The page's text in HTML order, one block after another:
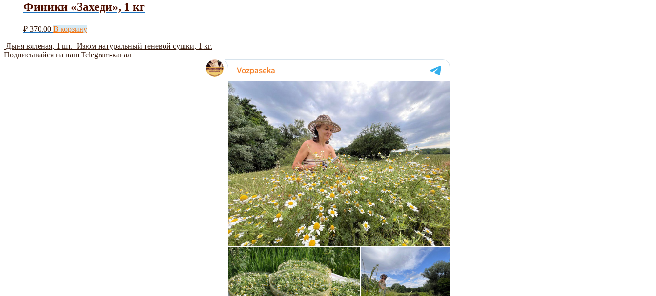
Финики «Захеди», 1 кг
₽ 370.00 В корзину
Дыня вяленая, 1 шт. Изюм натуральный теневой сушки, 1 кг.
Подписывайся на наш Telegram-канал